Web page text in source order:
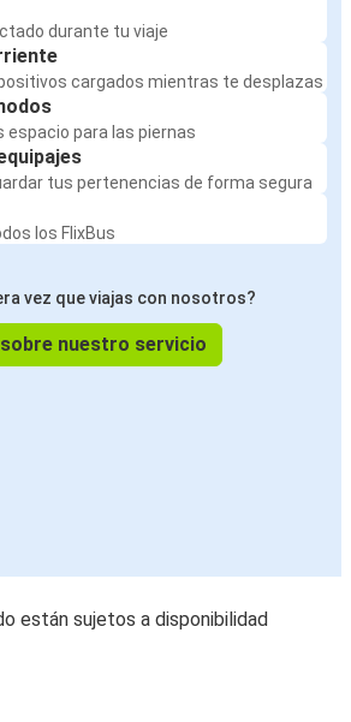
durante tu viaje
cargados mientras te desplazas
espacio para las piernas
tus pertenencias de forma segura
los FlixBus
vez que viajas con nosotros?
nuestro servicio
están sujetos a disponibilidad